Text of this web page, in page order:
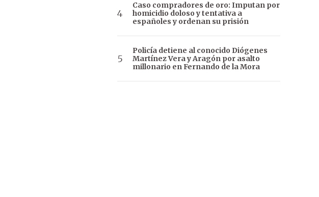
Caso compradores de oro: Imputan por
homicidio doloso y tentativa a
españoles y ordenan su prisión
Policía detiene al conocido Diógenes
Martínez Vera y Aragón por asalto
millonario en Fernando de la Mora